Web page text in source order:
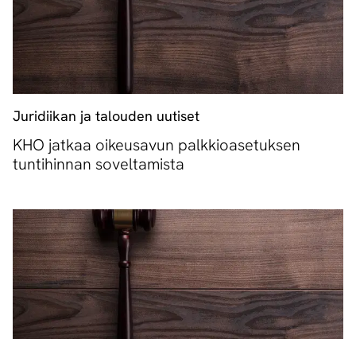
Juridiikan ja talouden uutiset
KHO jatkaa oikeusavun palkkioasetuksen
tuntihinnan soveltamista